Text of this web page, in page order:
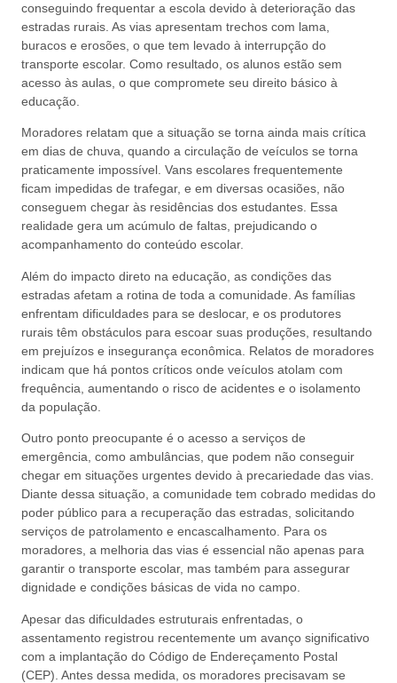
conseguindo frequentar a escola devido à deterioração das
estradas rurais. As vias apresentam trechos com lama,
buracos e erosões, o que tem levado à interrupção do
transporte escolar. Como resultado, os alunos estão sem
acesso às aulas, o que compromete seu direito básico à
educação.
Moradores relatam que a situação se torna ainda mais crítica
em dias de chuva, quando a circulação de veículos se torna
praticamente impossível. Vans escolares frequentemente
ficam impedidas de trafegar, e em diversas ocasiões, não
conseguem chegar às residências dos estudantes. Essa
realidade gera um acúmulo de faltas, prejudicando o
acompanhamento do conteúdo escolar.
Além do impacto direto na educação, as condições das
estradas afetam a rotina de toda a comunidade. As famílias
enfrentam dificuldades para se deslocar, e os produtores
rurais têm obstáculos para escoar suas produções, resultando
em prejuízos e insegurança econômica. Relatos de moradores
indicam que há pontos críticos onde veículos atolam com
frequência, aumentando o risco de acidentes e o isolamento
da população.
Outro ponto preocupante é o acesso a serviços de
emergência, como ambulâncias, que podem não conseguir
chegar em situações urgentes devido à precariedade das vias.
Diante dessa situação, a comunidade tem cobrado medidas do
poder público para a recuperação das estradas, solicitando
serviços de patrolamento e encascalhamento. Para os
moradores, a melhoria das vias é essencial não apenas para
garantir o transporte escolar, mas também para assegurar
dignidade e condições básicas de vida no campo.
Apesar das dificuldades estruturais enfrentadas, o
assentamento registrou recentemente um avanço significativo
com a implantação do Código de Endereçamento Postal
(CEP). Antes dessa medida, os moradores precisavam se